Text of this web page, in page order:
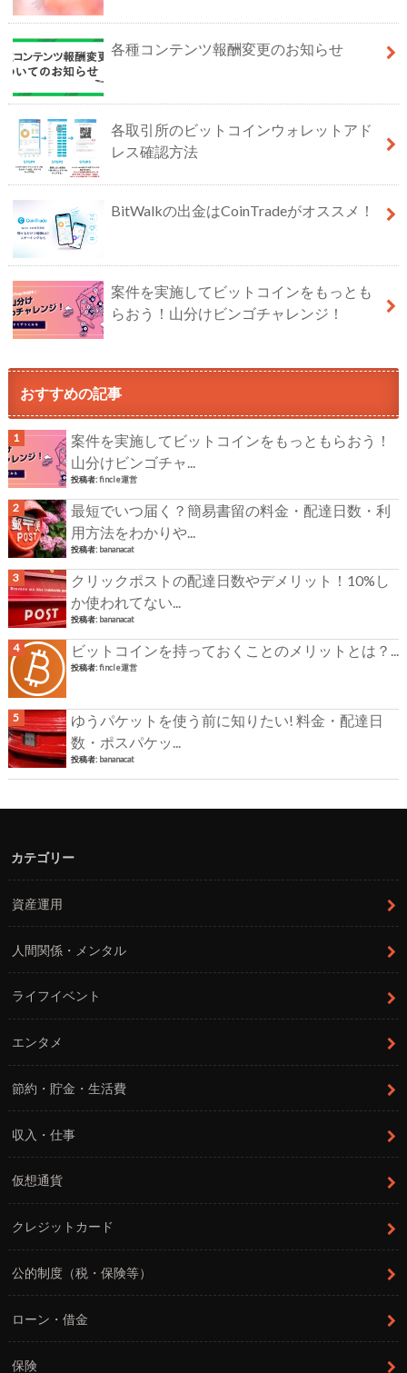
各種コンテンツ報酬変更のお知らせ
各取引所のビットコインウォレットアド
レス確認方法
BitWalkの出金はCoinTradeがオススメ！
案件を実施してビットコインをもっとも
らおう！山分けビンゴチャレンジ！
おすすめの記事
案件を実施してビットコインをもっともらおう！
山分けビンゴチャ...
投稿者:fincle運営
最短でいつ届く？簡易書留の料金・配達日数・利
用方法をわかりや...
投稿者: bananacat
クリックポストの配達日数やデメリット！10%し
か使われてない...
投稿者: bananacat
ビットコインを持っておくことのメリットとは？...
投稿者:fincle運営
ゆうパケットを使う前に知りたい! 料金・配達日
数・ポスパケッ...
投稿者: bananacat
カテゴリー
資産運用
人間関係・メンタル
ライフイベント
エンタメ
節約・貯金・生活費
収入・仕事
仮想通貨
クレジットカード
公的制度（税・保険等）
ローン・借金
保険